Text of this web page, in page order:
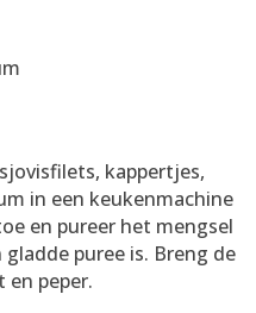
kappertjes,
in een keukenmachine
en pureer het mengsel
puree is. Breng de
en peper.